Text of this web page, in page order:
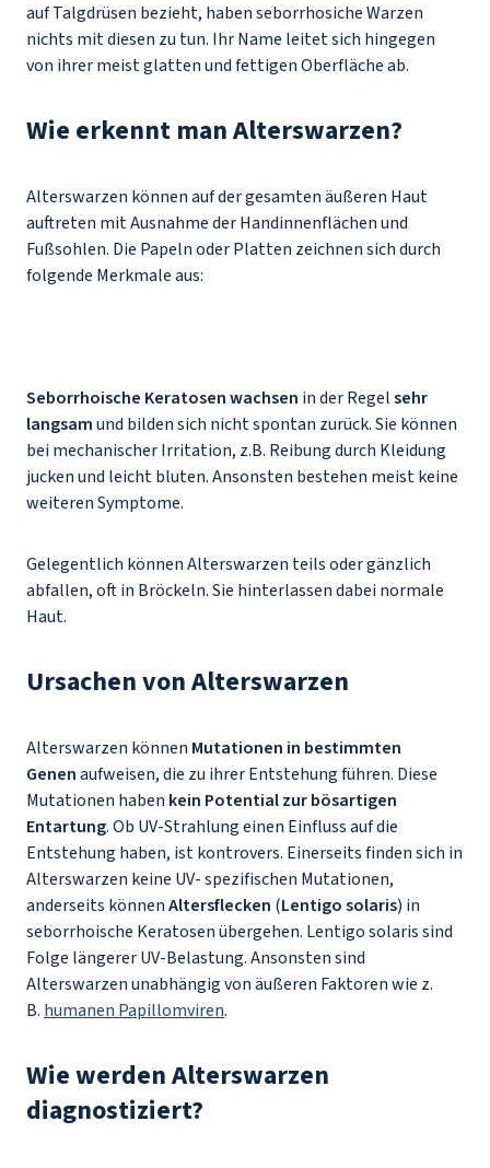
auf Talgdrüsen bezieht, haben seborrhosiche Warzen
nichts mit diesen zu tun. Ihr Name leitet sich hingegen
von ihrer meist glatten und fettigen Oberfläche ab.
Wie erkennt man Alterswarzen?
Alterswarzen können auf der gesamten äußeren Haut
auftreten mit Ausnahme der Handinnenflächen und
Fußsohlen. Die Papeln oder Platten zeichnen sich durch
folgende Merkmale aus:
Seborrhoische Keratosenwachsen in der Regelsehr
langsamund bilden sich nicht spontan zurück. Sie können
bei mechanischer Irritation, z.B. Reibung durch Kleidung
jucken und leicht bluten. Ansonsten bestehen meist keine
weiteren Symptome.
Gelegentlich können Alterswarzen teils oder gänzlich
abfallen, oft in Bröckeln. Sie hinterlassen dabei normale
Haut.
Ursachen von Alterswarzen
Alterswarzen können Mutationen in bestimmten
Genenaufweisen, die zu ihrer Entstehung führen. Diese
Mutationen haben kein Potential zur bösartigen
Entartung. Ob UV-Strahlung einen Einfluss auf die
Entstehung haben, ist kontrovers. Einerseits finden sich in
Alterswarzen keine UV- spezifischen Mutationen,
anderseits könnenAltersflecken (Lentigo solaris) in
seborrhoische Keratosen übergehen. Lentigo solaris sind
Folge längerer UV-Belastung. Ansonsten sind
Alterswarzen unabhängig von äußeren Faktoren wie z.
B. humanen Papillomviren.
Wie werden Alterswarzen
diagnostiziert?